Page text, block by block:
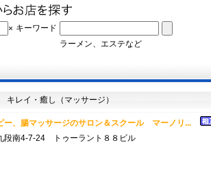
× キーワード
ラーメン、エステなど
キレイ・癒し（マッサージ）
ー、腸マッサージのサロン＆スクール マーノリ...
段南4-7-24 トゥーラント８８ビル